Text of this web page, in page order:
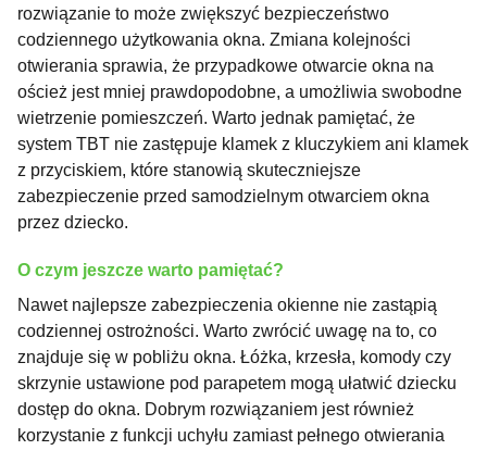
rozwiązanie to może zwiększyć bezpieczeństwo
codziennego użytkowania okna. Zmiana kolejności
otwierania sprawia, że przypadkowe otwarcie okna na
oścież jest mniej prawdopodobne, a umożliwia swobodne
wietrzenie pomieszczeń. Warto jednak pamiętać, że
system TBT nie zastępuje klamek z kluczykiem ani klamek
z przyciskiem, które stanowią skuteczniejsze
zabezpieczenie przed samodzielnym otwarciem okna
przez dziecko.
O czym jeszcze warto pamiętać?
Nawet najlepsze zabezpieczenia okienne nie zastąpią
codziennej ostrożności. Warto zwrócić uwagę na to, co
znajduje się w pobliżu okna. Łóżka, krzesła, komody czy
skrzynie ustawione pod parapetem mogą ułatwić dziecku
dostęp do okna. Dobrym rozwiązaniem jest również
korzystanie z funkcji uchyłu zamiast pełnego otwierania